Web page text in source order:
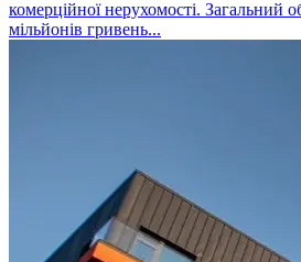
комерційної нерухомості. Загальний
мільйонів гривень...